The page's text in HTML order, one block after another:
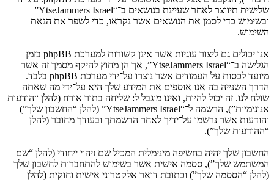
שלישית תיווצר לאחר שעיינת בנושאים ב־“YtseJammers Israel”
ובשימוש כדי לסמן את הנושאים אשר נקראו, כדי לשפר את הנאת
השימוש.
אנו יכולים גם ליצור עוגיות אשר אינן קשורות למערכת phpBB בזמן
הגלישה ב־“YtseJammers Israel”, אך הן מחוץ להיקף מסמך זה אשר
מיועד לכסות על העמודים אשר נוצרו על־ידי מערכת phpBB בלבד.
הדרך השנייה בה אנו אוספים את המידע שלך היא על־ידי מה שאתה
שולח לנו. זה יכול להיות, ואינו מוגבל ל: שליחה בתור אורח (להלן “הודעות
אנונימיות”), הרשמה ל־“YtseJammers Israel” (להלן “החשבון שלך”)
והודעות אשר נרשמו על־ידיך לאחר הרשמתך ובעודך מחובר (להלן
“ההודעות שלך”).
החשבון שלך יהיה בחשיפה מינימלית המכיל שם זיהוי ייחודי (להלן “שם
המשתמש שלך”), ססמה אישית אשר בשימוש להתחברות לחשבון שלך
(להלן “הססמה שלך”) וכתובת דואר אלקטרוני אישית וחוקית (להלן